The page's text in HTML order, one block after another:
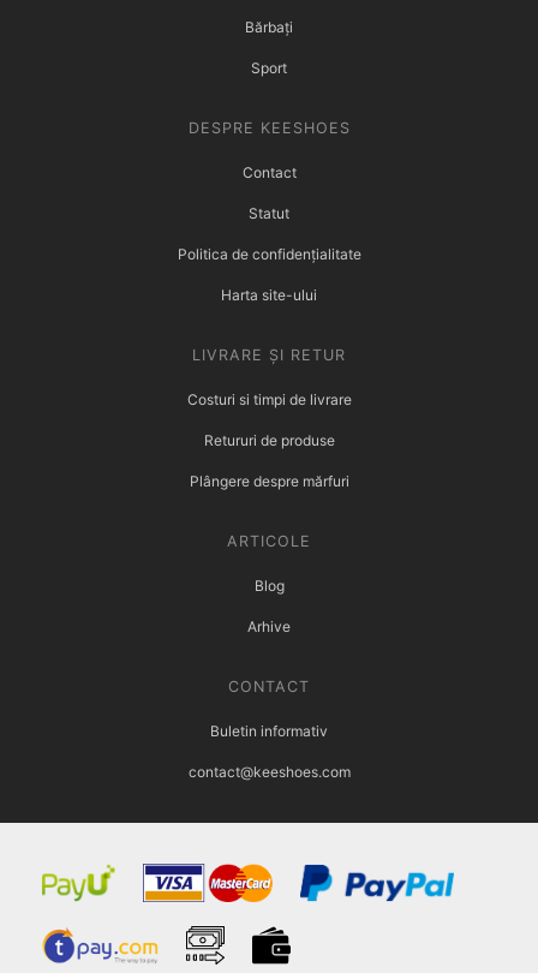
Bărbați
Sport
DESPRE KEESHOES
Contact
Statut
Politica de confidențialitate
Harta site-ului
LIVRARE ȘI RETUR
Costuri si timpi de livrare
Retururi de produse
Plângere despre mărfuri
ARTICOLE
Blog
Arhive
CONTACT
Buletin informativ
contact@keeshoes.com